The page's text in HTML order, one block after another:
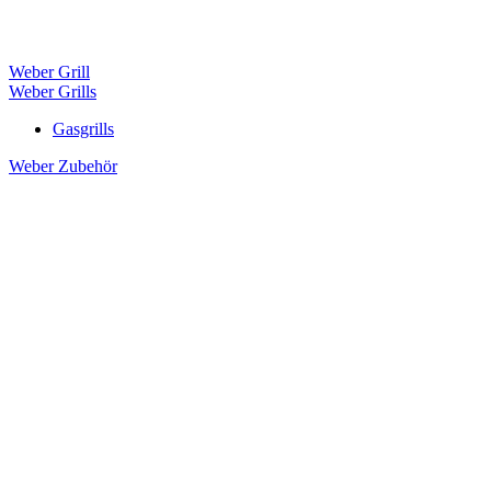
Weber Grill
Weber Grills
Gasgrills
Weber Zubehör